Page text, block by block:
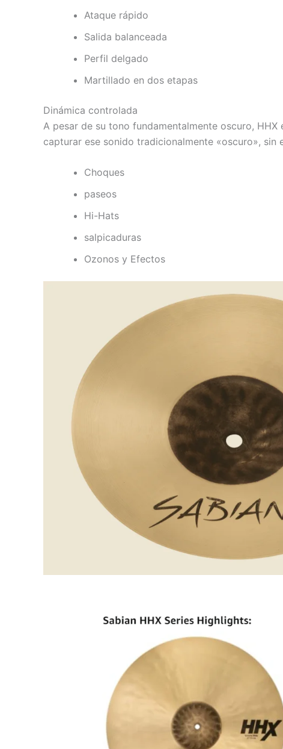
Ataque rápido
Salida balanceada
Perfil delgado
Martillado en dos etapas
Dinámica controlada
A pesar de su tono fundamentalmente oscuro,
capturar ese sonido tradicionalmente «oscuro»,
Choques
paseos
Hi-Hats
salpicaduras
Ozonos y Efectos